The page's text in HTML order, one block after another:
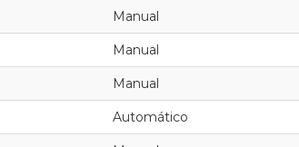
Manual
Manual
Manual
Automático